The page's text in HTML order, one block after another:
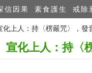
信因果 素食護生 戒除
化上人：持〈楞嚴咒〉，發
宣化上人：持〈